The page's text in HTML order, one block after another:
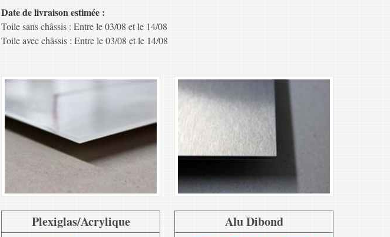
Date de livraison estimée :
Toile sans châssis : Entre le 03/08 et le 14/08
Toile avec châssis : Entre le 03/08 et le 14/08
Plexiglas/Acrylique Alu Dibond